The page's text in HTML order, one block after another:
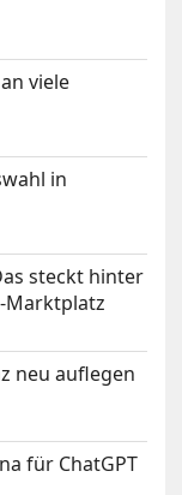
viele
in
steckt hinter
Marktplatz
neu auflegen
für ChatGPT